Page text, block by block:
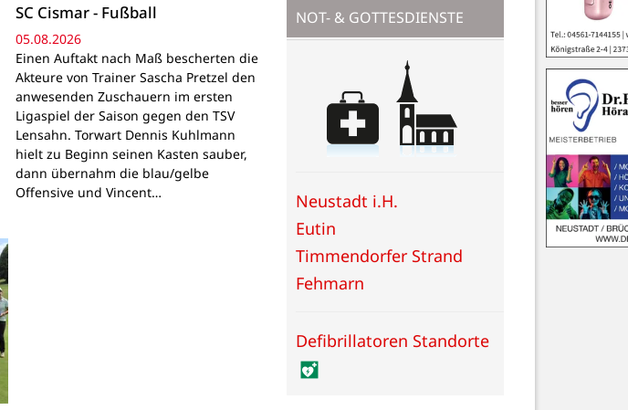
SC Cismar - Fußball
05.08.2026
Einen Auftakt nach Maß bescherten die
Akteure von Trainer Sascha Pretzel den
anwesenden Zuschauern im ersten
Ligaspiel der Saison gegen den TSV
Lensahn. Torwart Dennis Kuhlmann
hielt zu Beginn seinen Kasten sauber,
dann übernahm die blau/gelbe
Offensive und Vincent…
NOT- & GOTTESDIENSTE
Neustadt i.H.
Eutin
Timmendorfer Strand
Fehmarn
Defibrillatoren Standorte